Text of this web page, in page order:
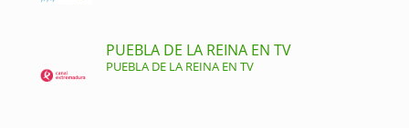
PUEBLA DE LA REINA EN TV
PUEBLA DE LA REINA EN TV